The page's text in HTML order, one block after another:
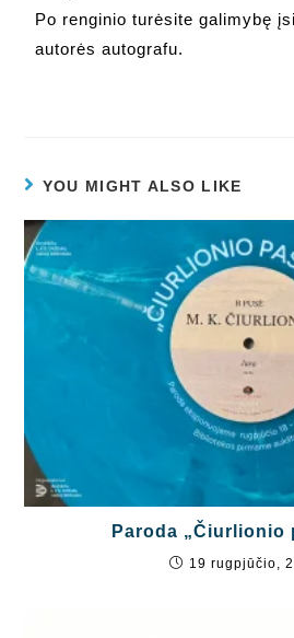
Po renginio turėsite galimybę
autorės autografu.
YOU MIGHT ALSO LIKE
Paroda „Čiurlionio
19 rugpjūčio,